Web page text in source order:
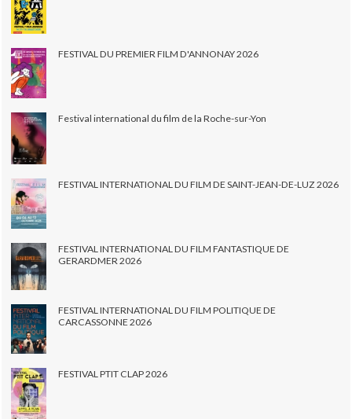
FESTIVAL DU PREMIER FILM D'ANNONAY 2026
Festival international du film de la Roche-sur-Yon
FESTIVAL INTERNATIONAL DU FILM DE SAINT-JEAN-DE-LUZ 2026
FESTIVAL INTERNATIONAL DU FILM FANTASTIQUE DE
GERARDMER 2026
FESTIVAL INTERNATIONAL DU FILM POLITIQUE DE
CARCASSONNE 2026
FESTIVAL PTIT CLAP 2026